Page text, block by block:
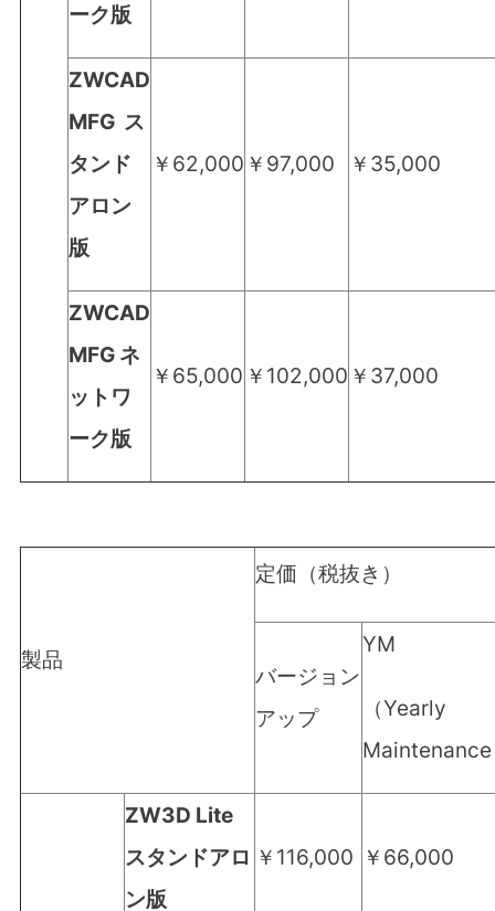
ーク版
ZWCAD
MFG ス
タンド
アロン
版
￥62,000 ￥97,000 ￥35,000
ZWCAD
MFG ネ
ットワ
ーク版
￥65,000 ￥102,000 ￥37,000
製品
定価（税抜き）
バージョン
アップ
YM
（Yearly
Maintenance
ZW3D Lite
スタンドアロ
ン版
￥116,000 ￥66,000